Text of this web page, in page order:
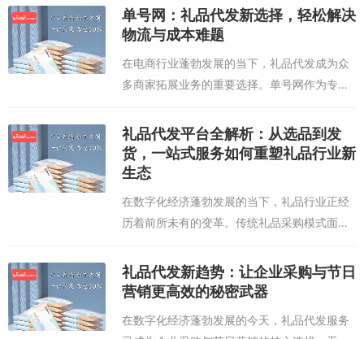
链到末端配送的全链路服务体系，为企业用户
提供「礼品定制+一件代发+数据追踪」的一...
单号网：礼品代发新选择，轻松解决
物流与成本难题
在电商行业蓬勃发展的当下，礼品代发成为众
多商家拓展业务的重要选择。单号网作为专业
的礼品代发平台，凭借其高效的服务体系和灵
活的合作模式，正逐步成为商家们信赖的物流
解决方案提供商。与传统物流方式相比，单
号...
礼品代发平台全解析：从选品到发
货，一站式服务如何重塑礼品行业新
生态
在数字化经济蓬勃发展的当下，礼品行业正经
历着前所未有的变革。传统礼品采购模式面临
的库存积压、物流繁琐、定制周期长等痛点，
正在被新兴的礼品代发平台逐步解决。这类平
台通过整合上游供应商资源、优化仓储物流
礼品代发新趋势：让企业采购与节日
营销更高效的秘密武器
在数字化经济蓬勃发展的今天，礼品代发服务